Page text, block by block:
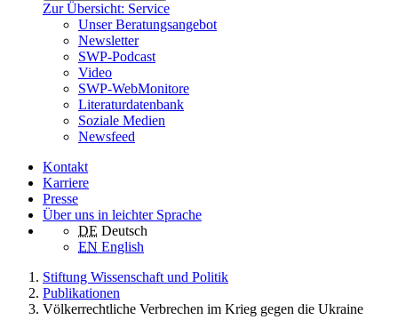
Zur Übersicht: Service
Unser Beratungsangebot
Newsletter
SWP-Podcast
Video
SWP-WebMonitore
Literaturdatenbank
Soziale Medien
Newsfeed
Kontakt
Karriere
Presse
Über uns in leichter Sprache
DE Deutsch
EN English
Stiftung Wissenschaft und Politik
Publikationen
Völkerrechtliche Verbrechen im Krieg gegen die Ukraine